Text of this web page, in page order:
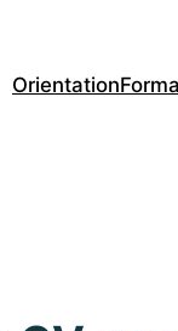
Orientation